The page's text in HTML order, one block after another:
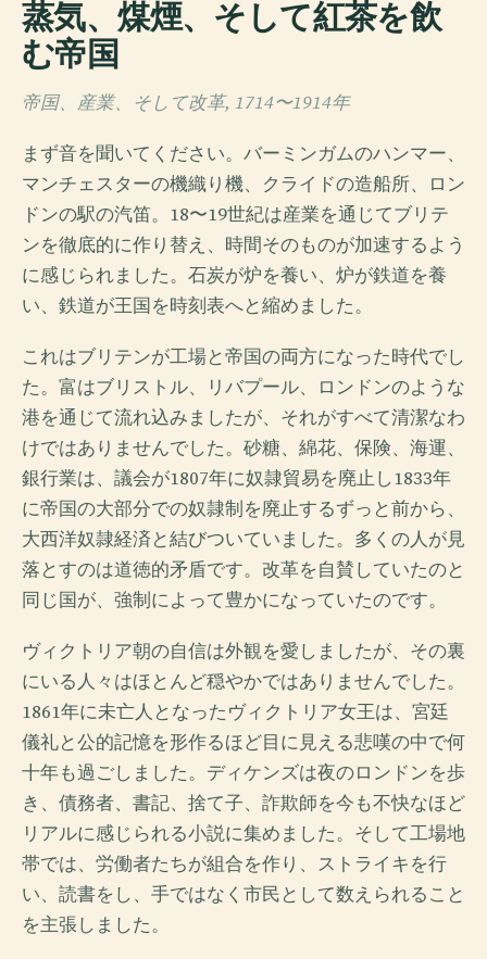
蒸気、煤煙、そして紅茶を飲
む帝国
帝国、産業、そして改革, 1714〜1914年
まず音を聞いてください。バーミンガムのハンマー、
マンチェスターの機織り機、クライドの造船所、ロン
ドンの駅の汽笛。18〜19世紀は産業を通じてブリテ
ンを徹底的に作り替え、時間そのものが加速するよう
に感じられました。石炭が炉を養い、炉が鉄道を養
い、鉄道が王国を時刻表へと縮めました。
これはブリテンが工場と帝国の両方になった時代でし
た。富はブリストル、リバプール、ロンドンのような
港を通じて流れ込みましたが、それがすべて清潔なわ
けではありませんでした。砂糖、綿花、保険、海運、
銀行業は、議会が1807年に奴隷貿易を廃止し1833年
に帝国の大部分での奴隷制を廃止するずっと前から、
大西洋奴隷経済と結びついていました。多くの人が見
落とすのは道徳的矛盾です。改革を自賛していたのと
同じ国が、強制によって豊かになっていたのです。
ヴィクトリア朝の自信は外観を愛しましたが、その裏
にいる人々はほとんど穏やかではありませんでした。
1861年に未亡人となったヴィクトリア女王は、宮廷
儀礼と公的記憶を形作るほど目に見える悲嘆の中で何
十年も過ごしました。ディケンズは夜のロンドンを歩
き、債務者、書記、捨て子、詐欺師を今も不快なほど
リアルに感じられる小説に集めました。そして工場地
帯では、労働者たちが組合を作り、ストライキを行
い、読書をし、手ではなく市民として数えられること
を主張しました。